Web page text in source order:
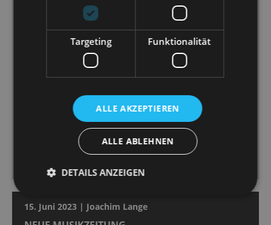
kesse Cowgirl im Marika-Rökk-Revuebild genauso
überzeugend wie die große Diva, wenn sie Zarah-
Leander-like ihre Gefühle mit allem Chorbombast
zelebriert. [...]
Andreas Sauerzapf spielt [...] mit hinreißender Komik,
ein charmanter Loser mit Gigolo-Charme und
Eine durchweg überzeugende Um-und Besetzung
[...]. Auch Ballett und Orchester zeigen das. Dirigent
Christian Garbosnik schwelgt mit Verve in Dostals
Kinopartitur samt Tosca-Zitat und Bart de Clercq lässt
15. Juni 2023 | Joachim Lange
Targeting Funktionalität
ALLE AKZEPTIEREN
ALLE ABLEHNEN
DETAILS ANZEIGEN